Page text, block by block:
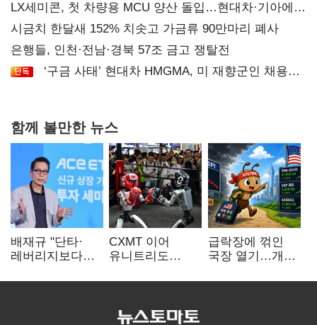
LX세미콘, 첫 차량용 MCU 양산 돌입…현대차·기아에
공급
시금치 한달새 152% 치솟고 가금류 90만마리 폐사
은행들, 인천·전남·경북 57조 금고 쟁탈전
‘구금 사태’ 현대차 HMGMA, 미 재향군인 채용
함께 볼만한 뉴스
배재규 "단타·
레버리지보다
장기투자…
CXMT 이어
유니트리도
영향 '촉각'
급락장에 꺾인
국장 열기…개인
해외로